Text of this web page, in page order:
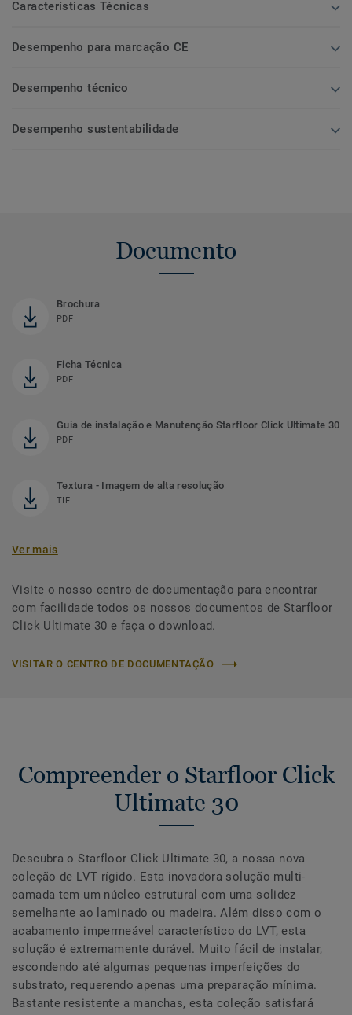
Características Técnicas
Desempenho para marcação CE
Desempenho técnico
Desempenho sustentabilidade
Documento
Brochura
PDF
Ficha Técnica
PDF
Guia de instalação e Manutenção Starfloor Click Ultimate 30
PDF
Textura - Imagem de alta resolução
TIF
Ver mais
Visite o nosso centro de documentação para encontrar
com facilidade todos os nossos documentos de Starfloor
Click Ultimate 30 e faça o download.
VISITAR O CENTRO DE DOCUMENTAÇÃO
Compreender o Starfloor Click
Ultimate 30
Descubra o Starfloor Click Ultimate 30, a nossa nova
coleção de LVT rígido. Esta inovadora solução multi-
camada tem um núcleo estrutural com uma solidez
semelhante ao laminado ou madeira. Além disso com o
acabamento impermeável característico do LVT, esta
solução é extremamente durável. Muito fácil de instalar,
escondendo até algumas pequenas imperfeições do
substrato, requerendo apenas uma preparação mínima.
Bastante resistente a manchas, esta coleção satisfará